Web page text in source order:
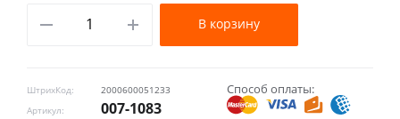
ШтрихКод:
2000600051233
Артикул:
007-1083
Способ оплаты:
В корзину